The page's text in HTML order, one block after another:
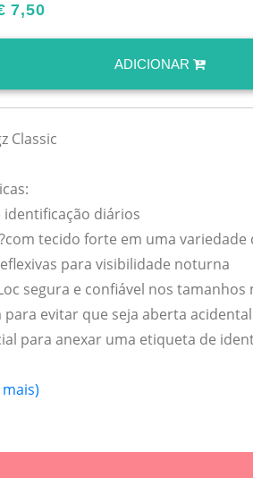
7,50
ADICIONAR
Classic
identificação diários
tecido forte em uma variedade
para visibilidade noturna
segura e confiável nos tamanhos
para evitar que seja aberta
para anexar uma etiqueta de